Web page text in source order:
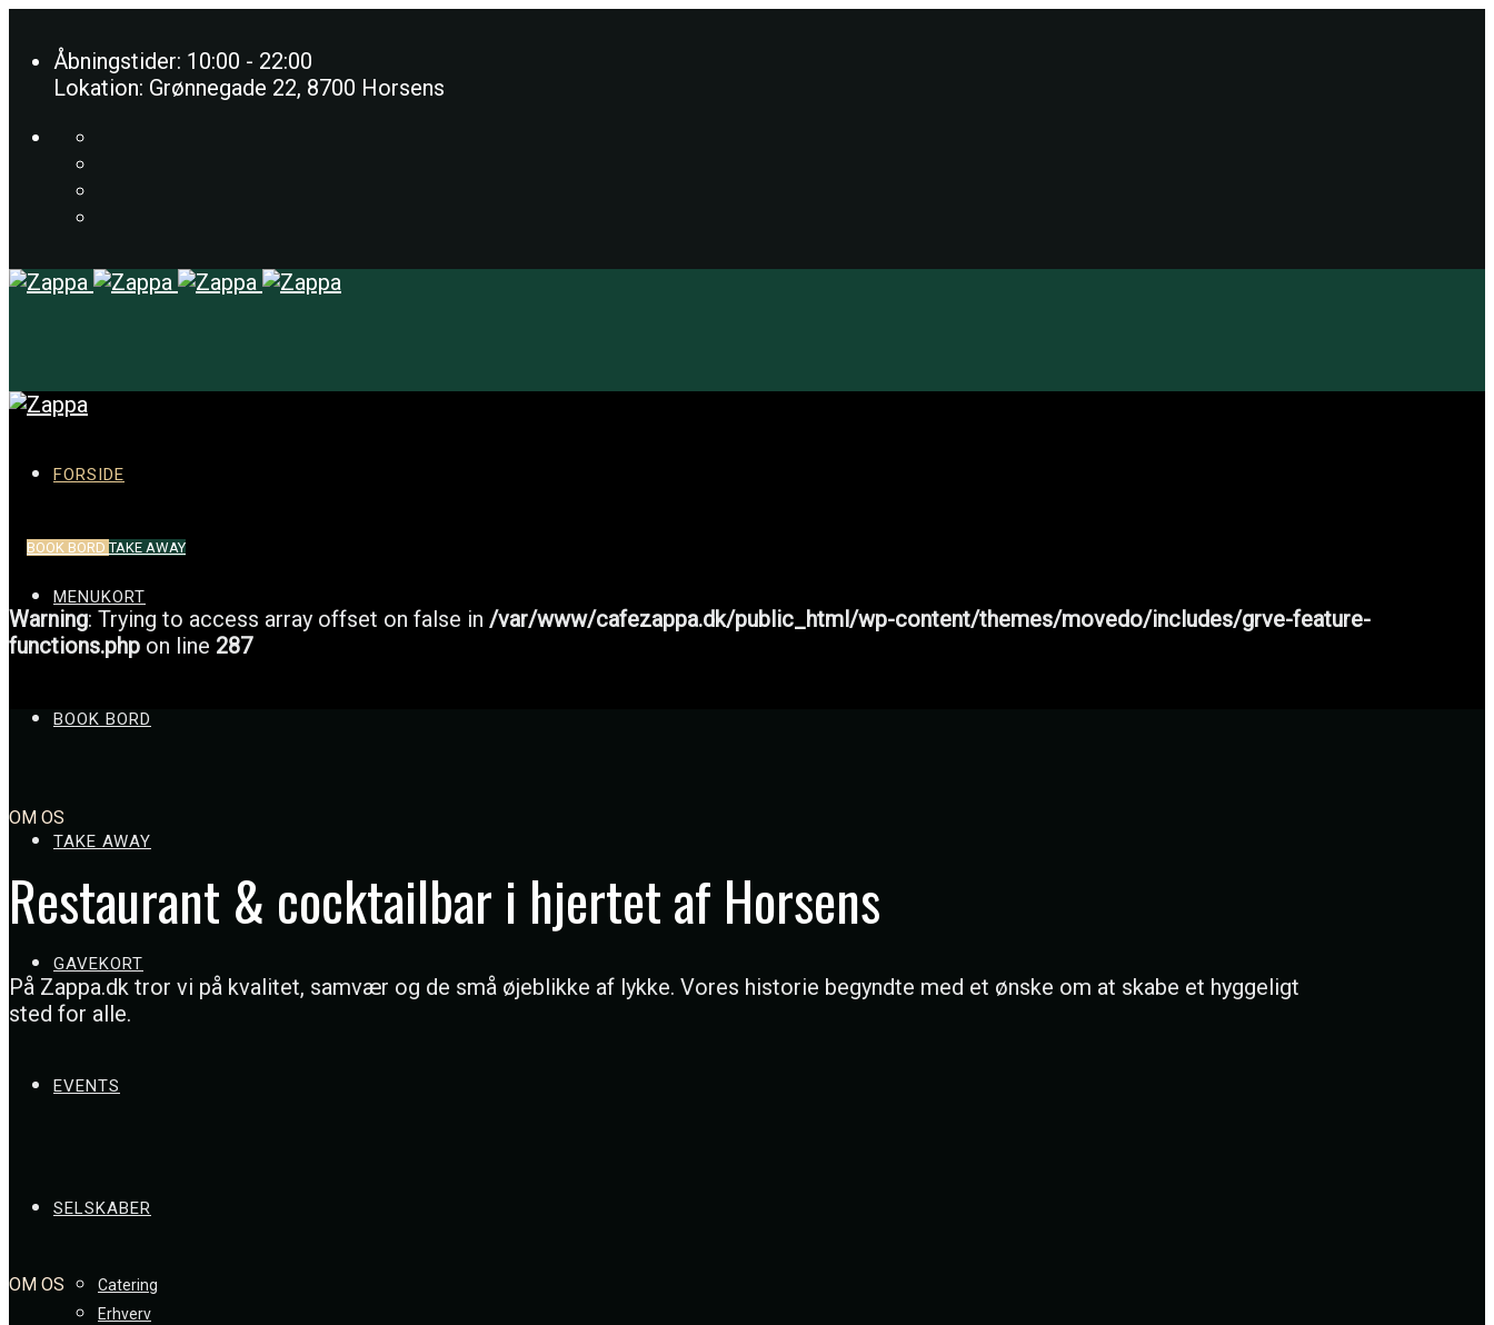
Åbningstider: 10:00 - 22:00
Lokation: Grønnegade 22, 8700 Horsens
FORSIDE
MENUKORT
BOOK BORD
TAKE AWAY
GAVEKORT
EVENTS
SELSKABER
Catering
Erhverv
BOOK BORD TAKE AWAY
Warning: Trying to access array offset on false in /var/www/cafezappa.dk/public_html/wp-content/themes/movedo/includes/grve-feature-
functions.php on line 287
OM OS
Restaurant & cocktailbar i hjertet af Horsens
På Zappa.dk tror vi på kvalitet, samvær og de små øjeblikke af lykke. Vores historie begyndte med et ønske om at skabe et hyggeligt
sted for alle.
OM OS